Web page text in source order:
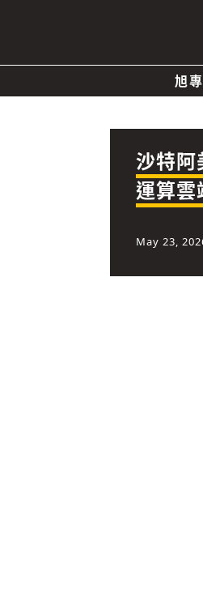
旭
政治
沙特阿
運算雲
May 23,